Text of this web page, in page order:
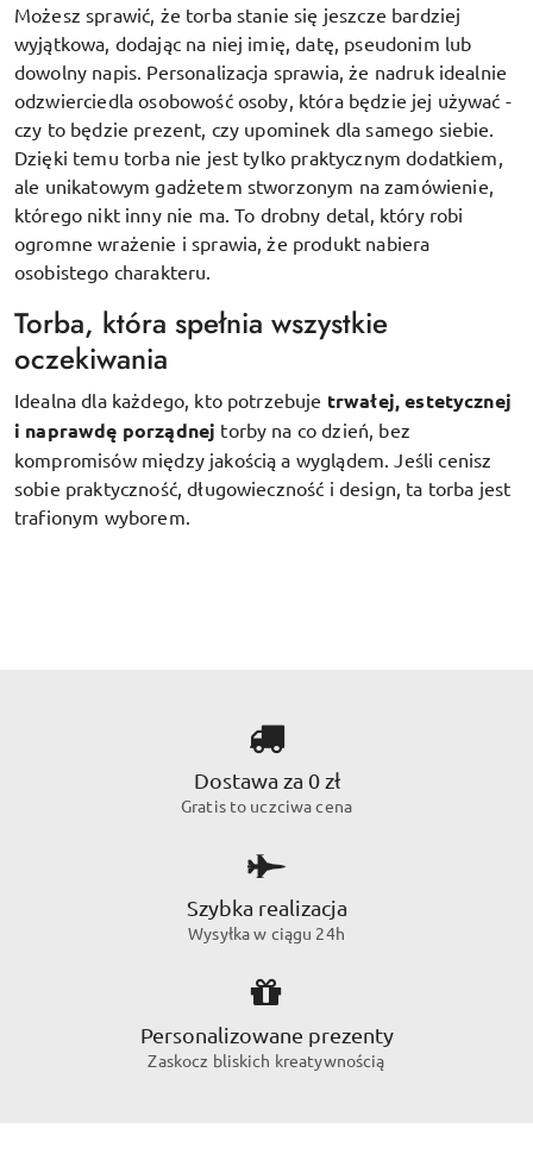
Możesz sprawić, że torba stanie się jeszcze bardziej
wyjątkowa, dodając na niej imię, datę, pseudonim lub
dowolny napis. Personalizacja sprawia, że nadruk idealnie
odzwierciedla osobowość osoby, która będzie jej używać -
czy to będzie prezent, czy upominek dla samego siebie.
Dzięki temu torba nie jest tylko praktycznym dodatkiem,
ale unikatowym gadżetem stworzonym na zamówienie,
którego nikt inny nie ma. To drobny detal, który robi
ogromne wrażenie i sprawia, że produkt nabiera
osobistego charakteru.
Torba, która spełnia wszystkie
oczekiwania
Idealna dla każdego, kto potrzebuje trwałej, estetycznej
i naprawdę porządnej torby na co dzień, bez
kompromisów między jakością a wyglądem. Jeśli cenisz
sobie praktyczność, długowieczność i design, ta torba jest
trafionym wyborem.
Dostawa za 0 zł
Gratis to uczciwa cena
Szybka realizacja
Wysyłka w ciągu 24h
Personalizowane prezenty
Zaskocz bliskich kreatywnością